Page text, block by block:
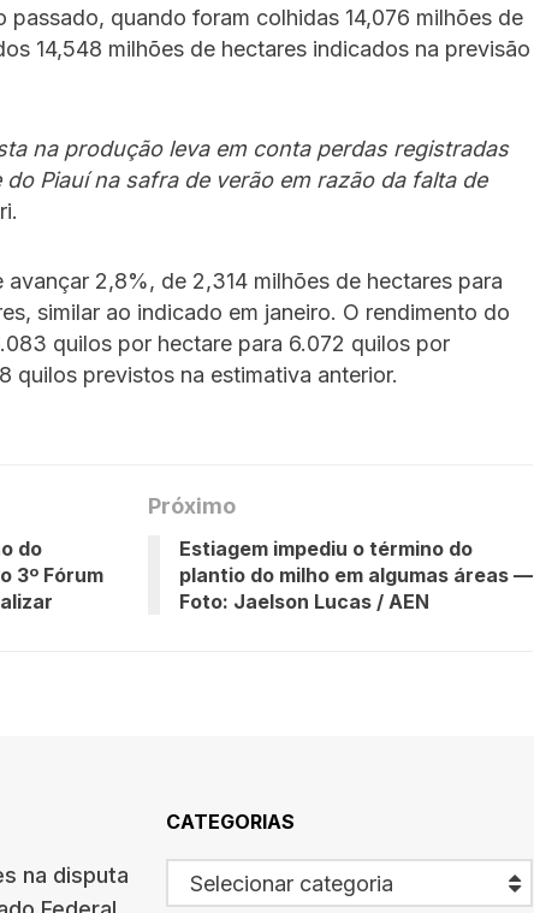
passado, quando foram colhidas 14,076 milhões de
14,548 milhões de hectares indicados na previsão
na produção leva em conta perdas registradas
Piauí na safra de verão em razão da falta de
avançar 2,8%, de 2,314 milhões de hectares para
similar ao indicado em janeiro. O rendimento do
quilos por hectare para 6.072 quilos por
quilos previstos na estimativa anterior.
do
3º Fórum
Próximo
Estiagem impediu o término do
plantio do milho em algumas áreas —
Foto: Jaelson Lucas / AEN
na disputa
CATEGORIAS
Selecionar categoria